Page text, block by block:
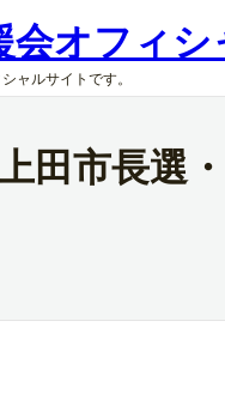
会オフィシ
ャルサイトです。
田市長選